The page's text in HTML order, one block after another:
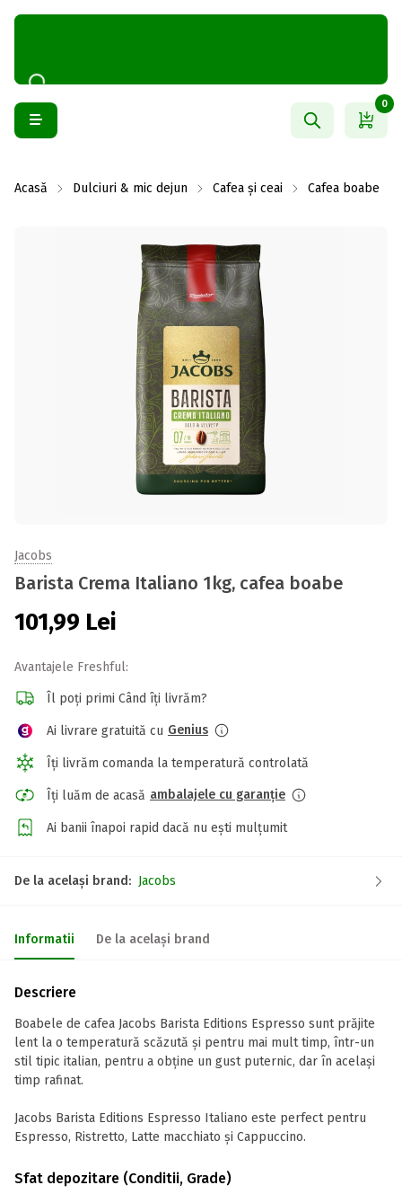
0
Acasă Dulciuri & mic dejun Cafea și ceai Cafea boabe
Jacobs
Barista Crema Italiano 1kg, cafea boabe
101,99 Lei
Avantajele Freshful:
Îl poți primi Când îți livrăm?
Ai livrare gratuită cu Genius
Îți livrăm comanda la temperatură controlată
Îți luăm de acasă ambalajele cu garanție
Ai banii înapoi rapid dacă nu ești mulțumit
De la același brand: Jacobs
Informatii De la același brand
Descriere
Boabele de cafea Jacobs Barista Editions Espresso sunt prăjite
lent la o temperatură scăzută și pentru mai mult timp, într-un
stil tipic italian, pentru a obține un gust puternic, dar în același
timp rafinat.
Jacobs Barista Editions Espresso Italiano este perfect pentru
Espresso, Ristretto, Latte macchiato și Cappuccino.
Sfat depozitare (Conditii, Grade)